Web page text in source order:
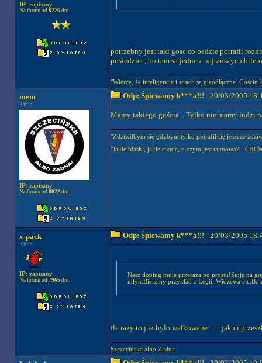
IP: zapisany
Na forum od 8226dni
potrzebny jest taki gosc co bedzie potrafil
posiedziec, bo tam sa jedne z najtanszych
"Wierzę, że inteligencja i strach są nieodłączne.
mem
Kibic
IP: zapisany
Na forum od 8022dni
Odp: Śpiewamy k***a!!! - 20/03/2005
Mamy takiego gościa... Tylko nie mamy ludzi
"Zdziwiłbym się gdybym tylko potrafił się jeszcze
"Jakie blaski, jakie cienie, o czym jest ta mowa? -
x-pack
Kibic
IP: zapisany
Na forum od 7965dni
Odp: Śpiewamy k***a!!! - 20/03/2005
Nasz doping mnie przeraza po prostu!Stoje na
młyn.Bierzmy przykład z Legii, Widzewa
ile razy to juz bylo walkowane ...... jak ci
Szczecińska albo Zadna